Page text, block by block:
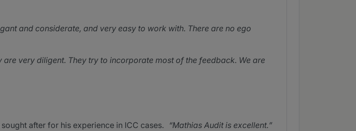
and considerate, and very easy to work with. There are no ego
very diligent. They try to incorporate most of the feedback. We are
after for his experience in ICC cases.
Mathias Audit is excellent.